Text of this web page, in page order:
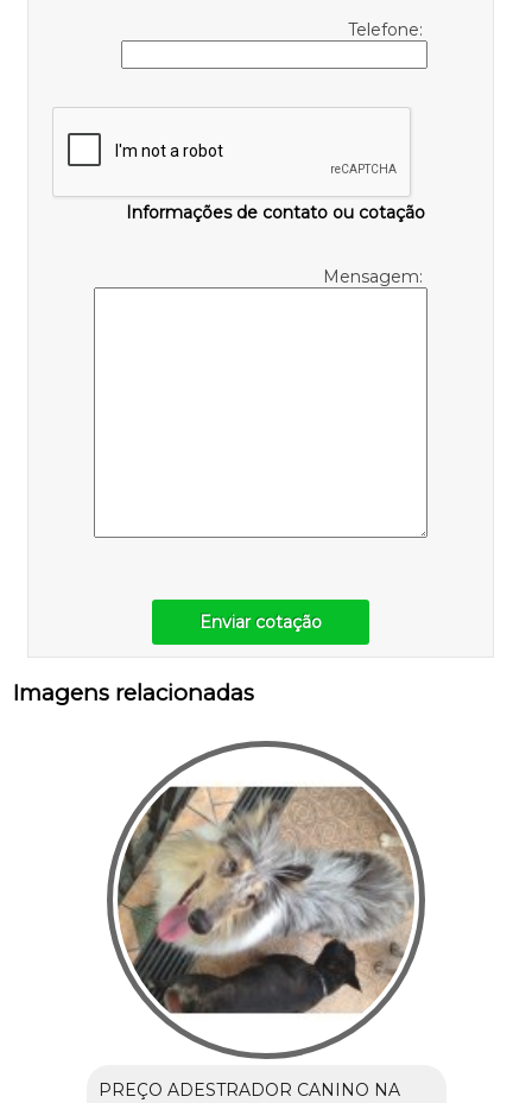
Telefone:
Informações de contato ou cotação
Mensagem:
Enviar cotação
Imagens relacionadas
PREÇO ADESTRADOR CANINO NA